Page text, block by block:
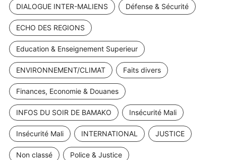
DIALOGUE INTER-MALIENS Défense & Sécurité
ECHO DES REGIONS
Education & Enseignement Superieur
ENVIRONNEMENT/CLIMAT Faits divers
Finances, Economie & Douanes
INFOS DU SOIR DE BAMAKO Insécurité Mali
Insécurité Mali INTERNATIONAL JUSTICE
Non classé Police & Justice